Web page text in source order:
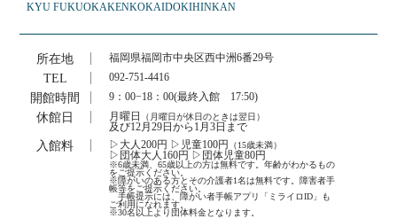
KYU FUKUOKAKENKOKAIDOKIHINKAN
所在地 福岡県福岡市中央区西中洲6番29号
TEL 092-751-4416
開館時間 9：00−18：00(最終入館 17:50)
休館日 月曜日 （月曜日が休日のときは翌日）
及び12月29日から1月3日まで
入館料 ▷大人200円 ▷児童100円 （15歳未満）
▷団体大人160円 ▷団体児童80円
※6歳未満、65歳以上の方は無料です。年齢がわかるもの
をご提示ください。
※障がいのある方とその介護者1名は無料です。障害者手
帳等をご提示ください。
手帳提示には、障がい者手帳アプリ「ミライロID」も
ご利用になれます。
※30名以上より団体料金となります。